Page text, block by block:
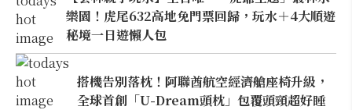
樂園！虎尾632高地免門票回歸，玩水＋4大順遊
秘境一日遊懶人包
搭機告別落枕！阿聯酋航空經濟艙座椅升級，
全球首創「U-Dream頭枕」包覆頭頸超好睡